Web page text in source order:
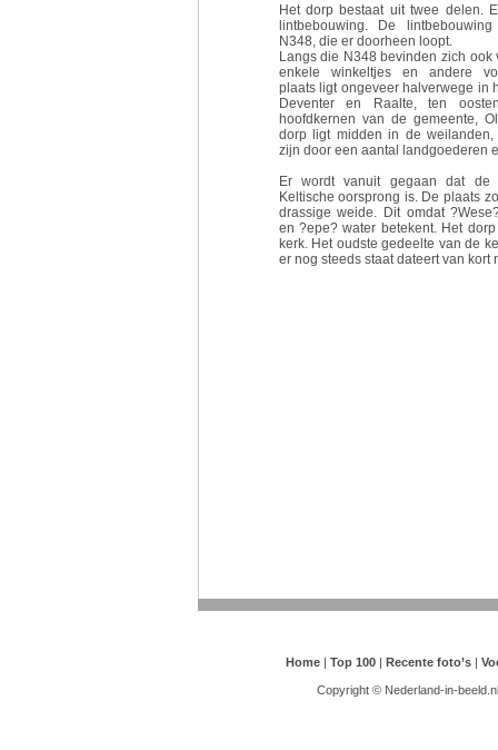
Het dorp bestaat uit twee delen.
lintbebouwing. De
N348, die er doorheen loopt.
Langs die N348 bevinden zich ook
enkele winkeltjes en andere
plaats ligt ongeveer halverwege in
Deventer en Raalte, ten
hoofdkernen van de gemeente,
dorp ligt midden in de
zijn door een aantal landgoederen
Er wordt vanuit gegaan dat de
Keltische oorsprong is. De plaats
drassige weide. Dit omdat
en ?epe? water betekent. Het
kerk. Het oudste gedeelte van de
er nog steeds staat dateert van kort
Home | Top 100 | Recente foto’s |
Copyright © Nederland-in-